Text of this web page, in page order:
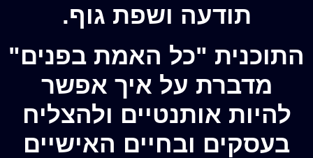
תודעה ושפת גוף.
התוכנית "כל האמת בפנים"
מדברת על איך אפשר
להיות אותנטיים ולהצליח
בעסקים ובחיים האישיים